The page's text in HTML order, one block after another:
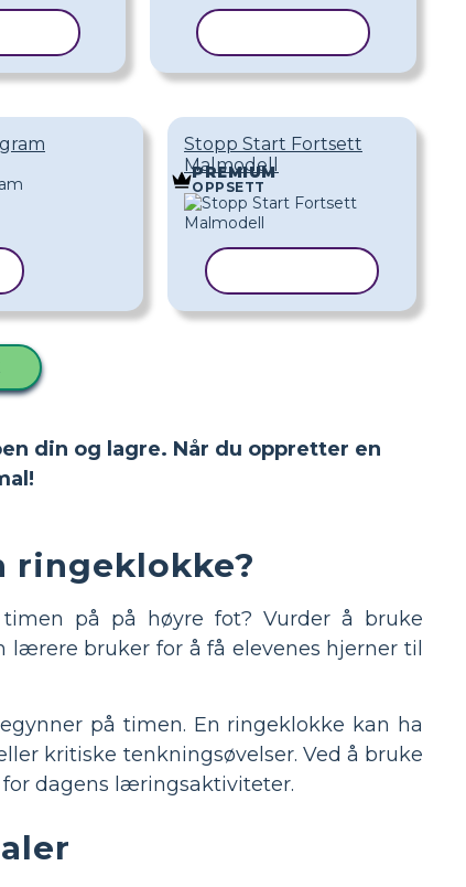
Stopp Start Fortsett
Malmodell
PREMIUM
OPPSETT
din og lagre. Når du oppretter en
ringeklokke?
på på høyre fot? Vurder å bruke
bruker for å få elevenes hjerner til
på timen. En ringeklokke kan ha
kritiske tenkningsøvelser. Ved å bruke
dagens læringsaktiviteter.